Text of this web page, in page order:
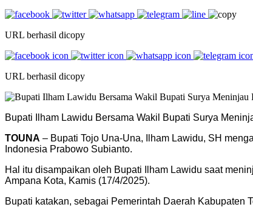
URL berhasil dicopy
URL berhasil dicopy
Bupati Ilham Lawidu Bersama Wakil Bupati Surya
TOUNA – Bupati Tojo Una-Una, Ilham Lawidu, SH
Indonesia Prabowo Subianto.
Hal itu disampaikan oleh Bupati Ilham Lawidu saat
Ampana Kota, Kamis (17/4/2025).
Bupati katakan, sebagai Pemerintah Daerah